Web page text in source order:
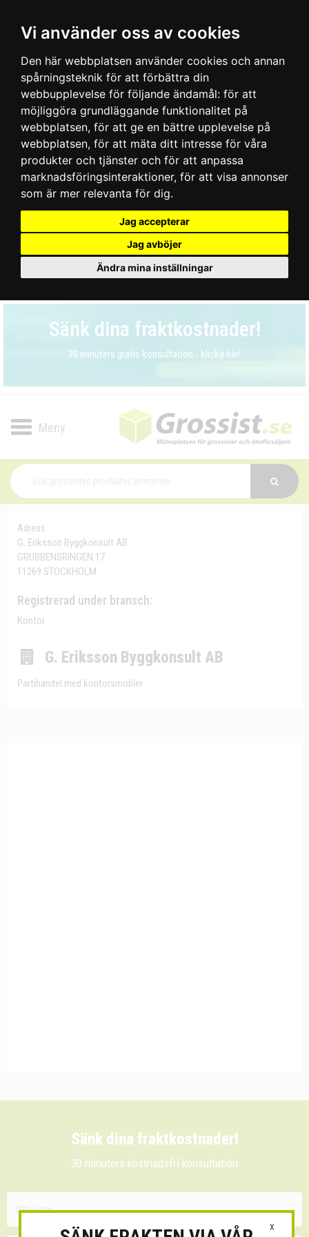
Vi använder oss av cookies
Den här webbplatsen använder cookies och annan
spårningsteknik för att förbättra din
webbupplevelse för följande ändamål: för att
möjliggöra grundläggande funktionalitet på
webbplatsen, för att ge en bättre upplevelse på
webbplatsen, för att mäta ditt intresse för våra
produkter och tjänster och för att anpassa
marknadsföringsinteraktioner, för att visa annonser
som är mer relevanta för dig.
Jag accepterar
Jag avböjer
Ändra mina inställningar
Sänk dina fraktkostnader!
30 minuters gratis konsultation - klicka här!
Toggle
Adress:
G. Eriksson Byggkonsult AB
GRUBBENSRINGEN 17
11269 STOCKHOLM
Registrerad under bransch:
Kontor
G. Eriksson Byggkonsult AB
Partihandel med kontorsmöbler
Sänk dina fraktkostnader!
30 minuters kostnadsfri konsultation
X